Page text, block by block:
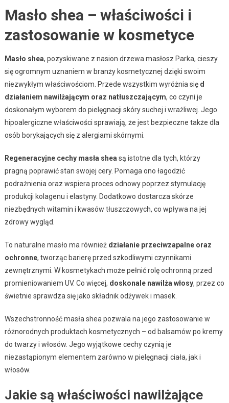
Masło shea – właściwości i
zastosowanie w kosmetyce
Masło shea, pozyskiwane z nasion drzewa masłosz Parka, cieszy
się ogromnym uznaniem w branży kosmetycznej dzięki swoim
niezwykłym właściwościom. Przede wszystkim wyróżnia się d
działaniem nawilżającym oraz natłuszczającym, co czyni je
doskonałym wyborem do pielęgnacji skóry suchej i wrażliwej. Jego
hipoalergiczne właściwości sprawiają, że jest bezpieczne także dla
osób borykających się z alergiami skórnymi.
Regeneracyjne cechy masła shea są istotne dla tych, którzy
pragną poprawić stan swojej cery. Pomaga ono łagodzić
podrażnienia oraz wspiera proces odnowy poprzez stymulację
produkcji kolagenu i elastyny. Dodatkowo dostarcza skórze
niezbędnych witamin i kwasów tłuszczowych, co wpływa na jej
zdrowy wygląd.
To naturalne masło ma również działanie przeciwzapalne oraz
ochronne, tworząc barierę przed szkodliwymi czynnikami
zewnętrznymi. W kosmetykach może pełnić rolę ochronną przed
promieniowaniem UV. Co więcej, doskonale nawilża włosy, przez co
świetnie sprawdza się jako składnik odżywek i masek.
Wszechstronność masła shea pozwala na jego zastosowanie w
różnorodnych produktach kosmetycznych – od balsamów po kremy
do twarzy i włosów. Jego wyjątkowe cechy czynią je
niezastąpionym elementem zarówno w pielęgnacji ciała, jak i
włosów.
Jakie są właściwości nawilżające